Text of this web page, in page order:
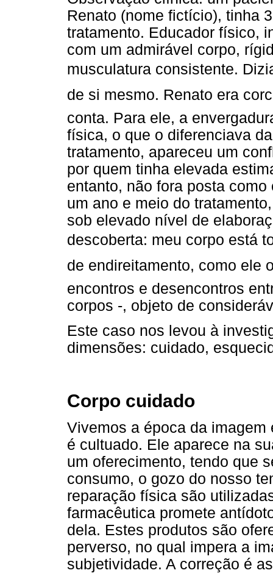
Renato (nome fictício), tinha
tratamento. Educador físico,
com um admirável corpo,
musculatura consistente.
de si mesmo. Renato era
conta. Para ele, a
física, o que o diferenciava
tratamento, apareceu um
por quem tinha elevada
entanto, não fora posta
um ano e meio do
sob elevado nível de
descoberta: meu corpo está
de endireitamento, como
encontros e desencontros
corpos -, objeto de
Este caso nos levou à
dimensões: cuidado,
Corpo cuidado
Vivemos a época da
é cultuado. Ele aparece na
um oferecimento, tendo que
consumo, o gozo do nosso
reparação física são
farmacêutica promete
dela. Estes produtos são
perverso, no qual impera a
subjetividade. A correção é